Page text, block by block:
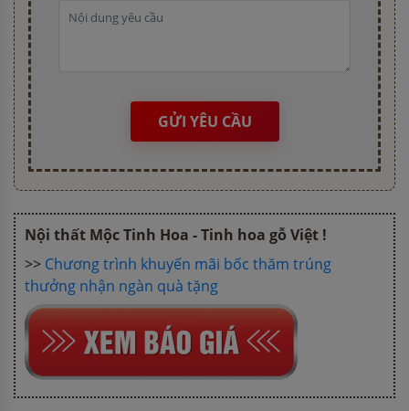
GỬI YÊU CẦU
Nội thất Mộc Tinh Hoa - Tinh hoa gỗ Việt !
>> Chương trình khuyến mãi bốc thăm trúng
thưởng nhận ngàn quà tặng